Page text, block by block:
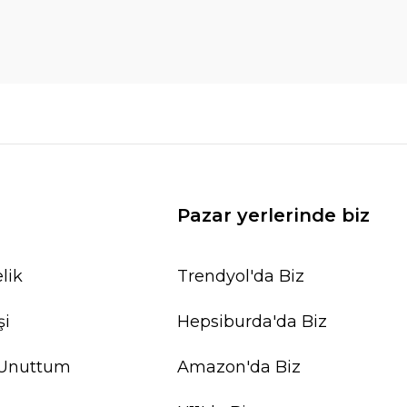
Pazar yerlerinde biz
Trendyol'da Biz
Hepsiburda'da Biz
Amazon'da Biz